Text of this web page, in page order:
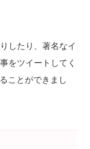
したり、著名なイ
をツイートしてく
ことができまし